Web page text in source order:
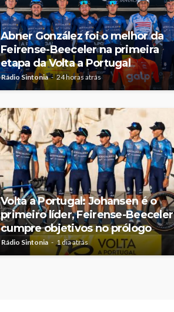
Abner González foi o melhor da
Feirense-Beeceler na primeira
etapa da Volta a Portugal
Rádio Sintonia 24 horas atrás
Volta a Portugal: Johansen é o
primeiro líder, Feirense-Beeceler
cumpre objetivos no prólogo
Rádio Sintonia 1 dia atrás